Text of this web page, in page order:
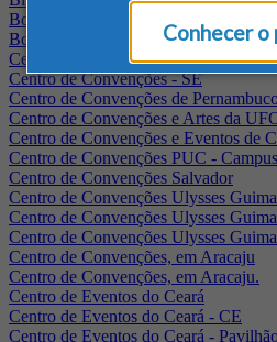
Conhecer
BolognaFiere
Boulevard Olimpico - RJ
Centro Internacional de Convenções
Centro de Convenções - SE
Centro de Convenções de
Centro de Convenções e Artes da
Centro de Convenções e Eventos de
Centro de Convenções PUC -
Centro de Convenções Salvador
Centro de Convenções Ulysses
Centro de Convenções Ulysses
Centro de Convenções Ulysses
Centro de Convenções, em Aracaju
Centro de Convenções, em Aracaju.
Centro de Eventos do Ceará
Centro de Eventos do Ceará - CE
Centro de Eventos do Ceará -